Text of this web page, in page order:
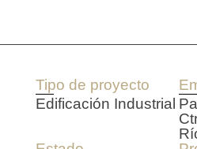
Tipo de proyecto
Edificación Industrial